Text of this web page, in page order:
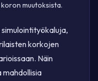
muutoksista.
korkojen
Näin
mahdollisia